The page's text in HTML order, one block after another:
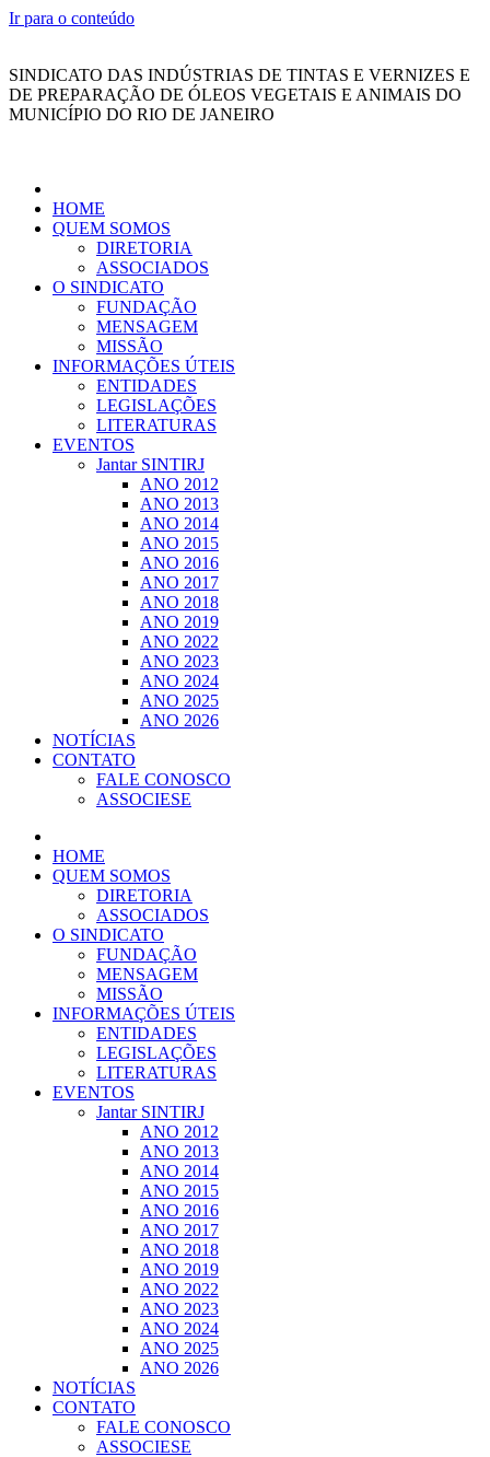
Ir para o conteúdo
SINDICATO DAS INDÚSTRIAS DE TINTAS E VERNIZES E
DE PREPARAÇÃO DE ÓLEOS VEGETAIS E ANIMAIS DO
MUNICÍPIO DO RIO DE JANEIRO
HOME
QUEM SOMOS
DIRETORIA
ASSOCIADOS
O SINDICATO
FUNDAÇÃO
MENSAGEM
MISSÃO
INFORMAÇÕES ÚTEIS
ENTIDADES
LEGISLAÇÕES
LITERATURAS
EVENTOS
Jantar SINTIRJ
ANO 2012
ANO 2013
ANO 2014
ANO 2015
ANO 2016
ANO 2017
ANO 2018
ANO 2019
ANO 2022
ANO 2023
ANO 2024
ANO 2025
ANO 2026
NOTÍCIAS
CONTATO
FALE CONOSCO
ASSOCIESE
HOME
QUEM SOMOS
DIRETORIA
ASSOCIADOS
O SINDICATO
FUNDAÇÃO
MENSAGEM
MISSÃO
INFORMAÇÕES ÚTEIS
ENTIDADES
LEGISLAÇÕES
LITERATURAS
EVENTOS
Jantar SINTIRJ
ANO 2012
ANO 2013
ANO 2014
ANO 2015
ANO 2016
ANO 2017
ANO 2018
ANO 2019
ANO 2022
ANO 2023
ANO 2024
ANO 2025
ANO 2026
NOTÍCIAS
CONTATO
FALE CONOSCO
ASSOCIESE